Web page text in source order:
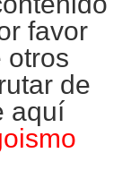
favor
otros
de
aquí